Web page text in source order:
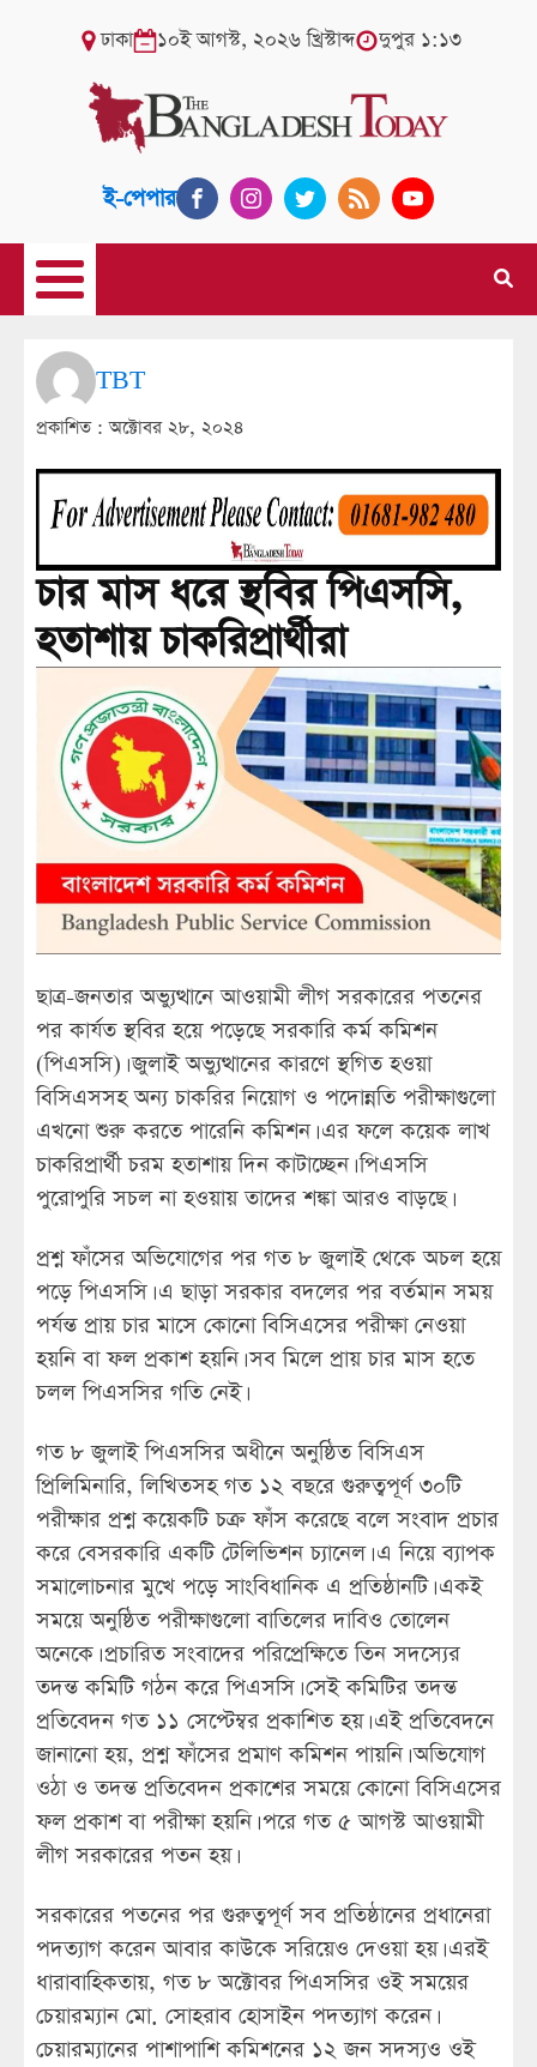
ঢাকা ১০ই আগস্ট, ২০২৬ খ্রিস্টাব্দ দুপুর ১:১৩
ই-পেপার
TBT
প্রকাশিত :অক্টোবর ২৮, ২০২৪
চার মাস ধরে স্থবির পিএসসি,
হতাশায় চাকরিপ্রার্থীরা
ছাত্র-জনতার অভ্যুত্থানে আওয়ামী লীগ সরকারের পতনের
পর কার্যত স্থবির হয়ে পড়েছে সরকারি কর্ম কমিশন
(পিএসসি)। জুলাই অভ্যুত্থানের কারণে স্থগিত হওয়া
বিসিএসসহ অন্য চাকরির নিয়োগ ও পদোন্নতি পরীক্ষাগুলো
এখনো শুরু করতে পারেনি কমিশন। এর ফলে কয়েক লাখ
চাকরিপ্রার্থী চরম হতাশায় দিন কাটাচ্ছেন। পিএসসি
পুরোপুরি সচল না হওয়ায় তাদের শঙ্কা আরও বাড়ছে।
প্রশ্ন ফাঁসের অভিযোগের পর গত ৮ জুলাই থেকে অচল হয়ে
পড়ে পিএসসি। এ ছাড়া সরকার বদলের পর বর্তমান সময়
পর্যন্ত প্রায় চার মাসে কোনো বিসিএসের পরীক্ষা নেওয়া
হয়নি বা ফল প্রকাশ হয়নি। সব মিলে প্রায় চার মাস হতে
চলল পিএসসির গতি নেই।
গত ৮ জুলাই পিএসসির অধীনে অনুষ্ঠিত বিসিএস
প্রিলিমিনারি, লিখিতসহ গত ১২ বছরে গুরুত্বপূর্ণ ৩০টি
পরীক্ষার প্রশ্ন কয়েকটি চক্র ফাঁস করেছে বলে সংবাদ প্রচার
করে বেসরকারি একটি টেলিভিশন চ্যানেল। এ নিয়ে ব্যাপক
সমালোচনার মুখে পড়ে সাংবিধানিক এ প্রতিষ্ঠানটি। একই
সময়ে অনুষ্ঠিত পরীক্ষাগুলো বাতিলের দাবিও তোলেন
অনেকে। প্রচারিত সংবাদের পরিপ্রেক্ষিতে তিন সদস্যের
তদন্ত কমিটি গঠন করে পিএসসি। সেই কমিটির তদন্ত
প্রতিবেদন গত ১১ সেপ্টেম্বর প্রকাশিত হয়। এই প্রতিবেদনে
জানানো হয়, প্রশ্ন ফাঁসের প্রমাণ কমিশন পায়নি। অভিযোগ
ওঠা ও তদন্ত প্রতিবেদন প্রকাশের সময়ে কোনো বিসিএসের
ফল প্রকাশ বা পরীক্ষা হয়নি। পরে গত ৫ আগস্ট আওয়ামী
লীগ সরকারের পতন হয়।
সরকারের পতনের পর গুরুত্বপূর্ণ সব প্রতিষ্ঠানের প্রধানেরা
পদত্যাগ করেন আবার কাউকে সরিয়েও দেওয়া হয়। এরই
ধারাবাহিকতায়, গত ৮ অক্টোবর পিএসসির ওই সময়ের
চেয়ারম্যান মো. সোহরাব হোসাইন পদত্যাগ করেন।
চেয়ারম্যানের পাশাপাশি কমিশনের ১২ জন সদস্যও ওই